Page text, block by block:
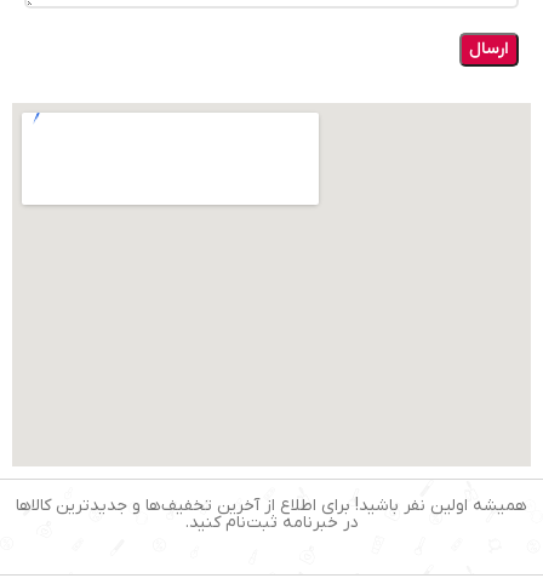
همیشه اولین نفر باشید! برای اطلاع از آخرین تخفیف‌ها و جدیدترین کالاها
در خبرنامه ثبت‌نام کنید.